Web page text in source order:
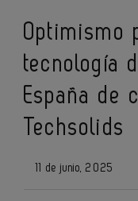
Optimismo
tecnología
España de
Techsolids
11 de junio, 2025